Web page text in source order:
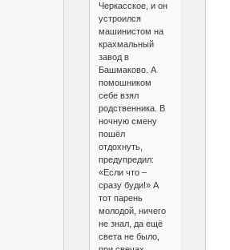
Черкасское, и он
устроился
машинистом на
крахмальный
завод в
Башмаково. А
помошником
себе взял
родственника. В
ночную смену
пошёл
отдохнуть,
предупредил:
«Если что –
сразу буди!» А
тот парень
молодой, ничего
не знал, да ещё
света не было,